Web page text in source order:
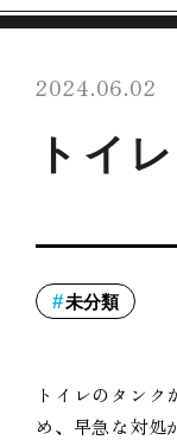
2024.06.02
トイ
未分類
トイレのタン
め、早急な対処